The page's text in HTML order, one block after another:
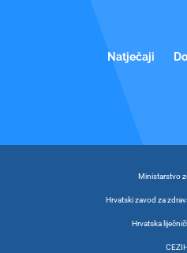
Natječaji
Ministarstvo
Hrvatski zavod za
Hrvatska